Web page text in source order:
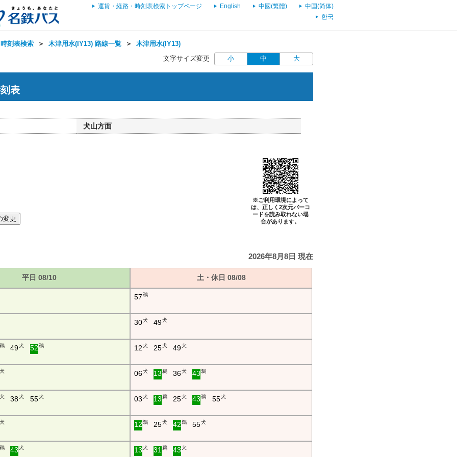
運賃・経路・時刻表検索トップページ English 中國(繁體)
中国(简体)
한국
刻表検索 ＞ 木津用水(IY13) 路線一覧 ＞ 木津用水(IY13)
文字サイズ変更 小 中 大
表
犬山方面
※ご利用環境によって
は、正しく2次元バーコ
ードを読み取れない場
合があります。
変更
2026年8月8日 現在
平日 08/10 土・休日 08/08
57鵜
30犬 49犬
鵜 49犬 52鵜 12犬 25犬 49犬
犬 06犬 13鵜 36犬 43 鵜
犬 38犬 55犬 03犬 13鵜 25犬 43 鵜 55犬
犬 12鵜 25犬 42 鵜 55犬
鵜 43 犬 13犬 31鵜 43 犬